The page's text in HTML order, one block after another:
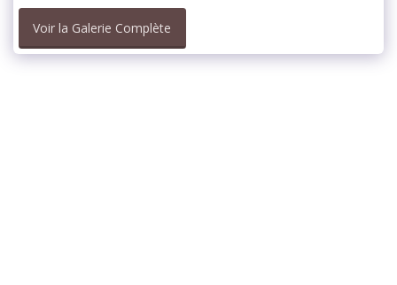
Voir la Galerie Complète